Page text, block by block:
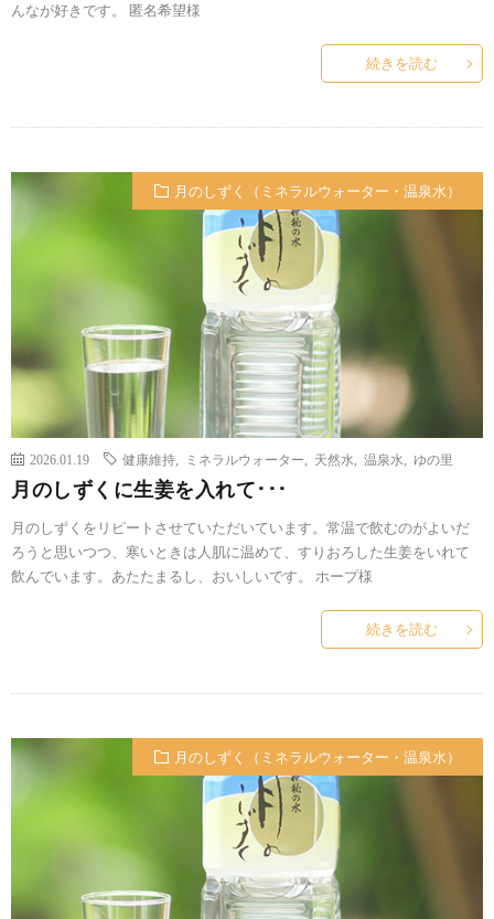
んなが好きです。 匿名希望様
続きを読む
月のしずく（ミネラルウォーター・温泉水）
2026.01.19 健康維持 ミネラルウォーター 天然水 温泉水 ゆの里
月のしずくに生姜を入れて･･･
月のしずくをリピートさせていただいています。常温で飲むのがよいだ
ろうと思いつつ、寒いときは人肌に温めて、すりおろした生姜をいれて
飲んでいます。あたたまるし、おいしいです。 ホープ様
続きを読む
月のしずく（ミネラルウォーター・温泉水）